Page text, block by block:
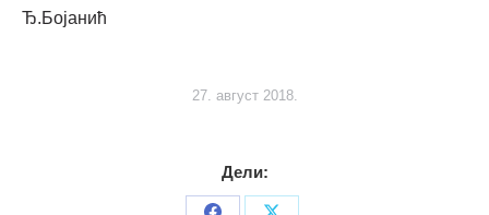
Ђ.Бојанић
27. август 2018.
Дели: